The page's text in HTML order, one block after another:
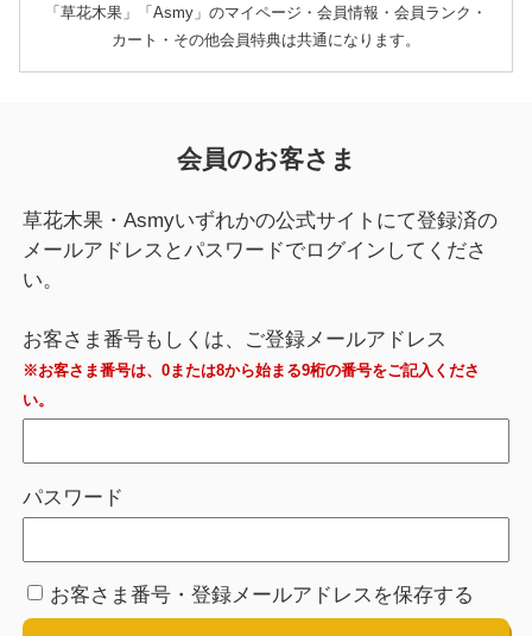
「草花木果」「Asmy」のマイページ・会員情報・会員ランク・
カート・その他会員特典は共通になります。
会員のお客さま
草花木果・Asmyいずれかの公式サイトにて登録済の
メールアドレスとパスワードでログインしてくださ
い。
お客さま番号もしくは、ご登録メールアドレス
※お客さま番号は、0または8から始まる9桁の番号をご記入くださ
い。
パスワード
お客さま番号・登録メールアドレスを保存する